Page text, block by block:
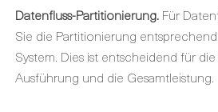
Datenfluss-Partitionierung. Für
Sie die Partitionierung
System. Dies ist entscheidend für
Ausführung und die Gesamtleistung.